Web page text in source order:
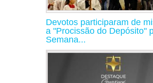
Devotos participaram de
a "Procissão do Depósito"
Semana...